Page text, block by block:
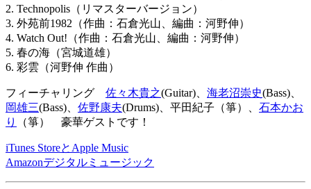
2. Technopolis（リマスターバージョン）
3. 外苑前1982（作曲：石倉光山、編曲：河野伸）
4. Watch Out!（作曲：石倉光山、編曲：河野伸）
5. 春の海（宮城道雄）
6. 彩雲（河野伸 作曲）
フィーチャリング 佐々木貴之(Guitar)、 海老沼崇史(Bass)、
岡雄三(Bass)、 佐野康夫(Drums)、平田紀子（箏）、 石本かお
り
（箏） 豪華ゲストです！
iTunes StoreとApple Music
Amazonデジタルミュージック